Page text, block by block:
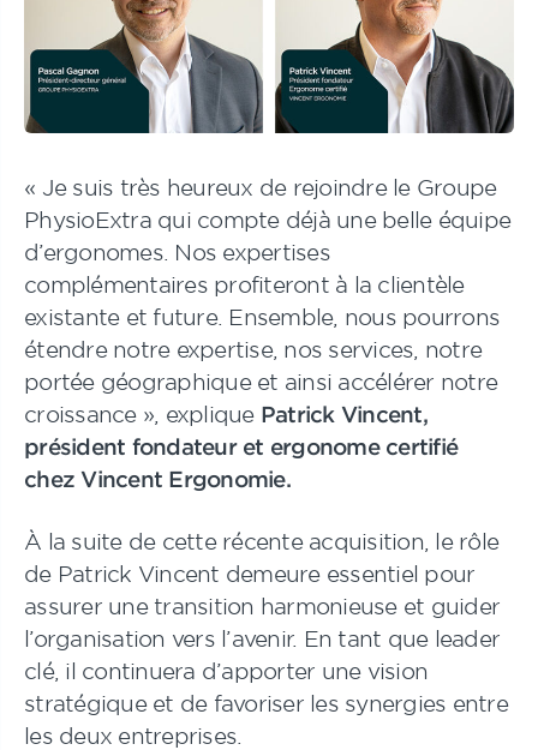
« Je suis très heureux de rejoindre le Groupe
PhysioExtra qui compte déjà une belle équipe
d’ergonomes. Nos expertises
complémentaires profiteront à la clientèle
existante et future. Ensemble, nous pourrons
étendre notre expertise, nos services, notre
portée géographique et ainsi accélérer notre
croissance », explique Patrick Vincent,
président fondateur et ergonome certifié
chez Vincent Ergonomie.
À la suite de cette récente acquisition, le rôle
de Patrick Vincent demeure essentiel pour
assurer une transition harmonieuse et guider
l’organisation vers l’avenir. En tant que leader
clé, il continuera d’apporter une vision
stratégique et de favoriser les synergies entre
les deux entreprises.